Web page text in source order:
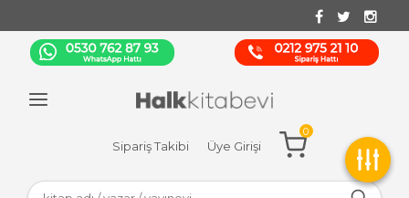
Sipariş Takibi Üye Girişi
0